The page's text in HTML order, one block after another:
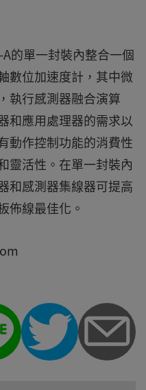
的單一封裝內整合一個
數位加速度計，其中微
執行感測器融合演算
和應用處理器的需求以
動作控制功能的消費性
靈活性。在單一封裝內
和感測器集線器可提高
佈線最佳化。